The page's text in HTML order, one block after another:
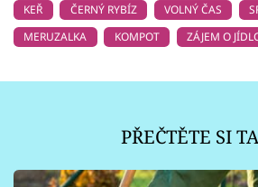
KEŘ
ČERNÝ RYBÍZ VOLNÝ ČAS
MERUZALKA
KOMPOT ZÁJEM O
PŘEČTĚTE SI